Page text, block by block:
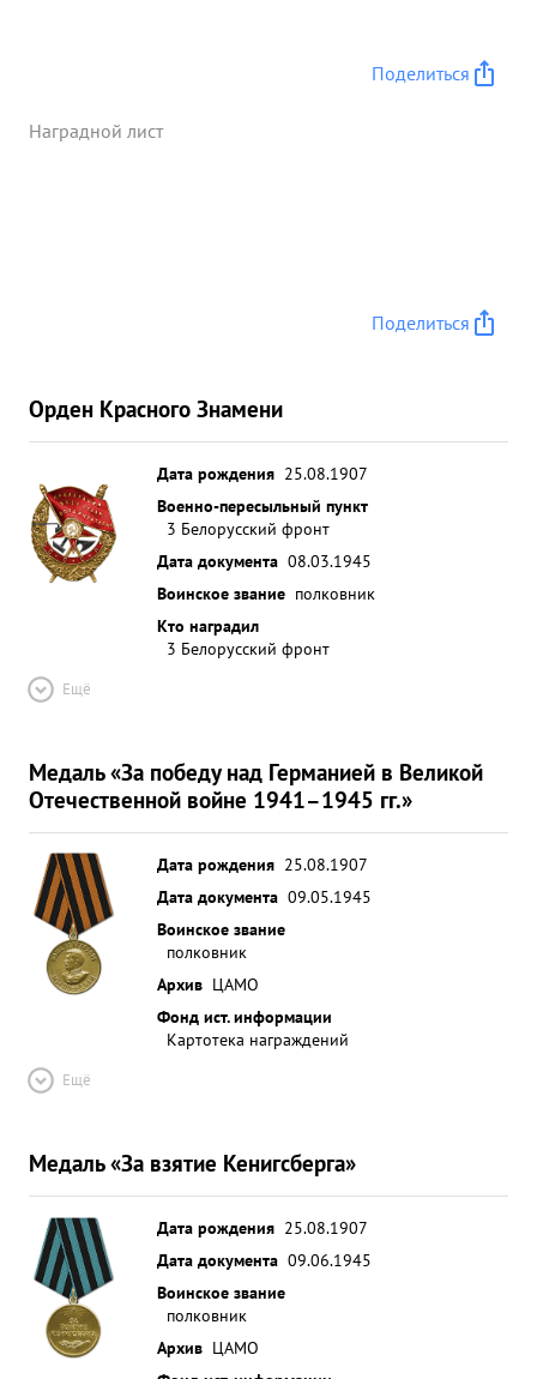
подбито-19 танковПоделиться
Наградной лист
Поделиться
Орден Красного Знамени
Дата рождения 25.08.1907
Военно-пересыльный пункт
3 Белорусский фронт
Дата документа 08.03.1945
Воинское звание полковник
Кто наградил
3 Белорусский фронт
Ещё
Медаль «За победу над Германией в Великой
Отечественной войне 1941–1945 гг.»
Дата рождения 25.08.1907
Дата документа 09.05.1945
Воинское звание
полковник
Архив ЦАМО
Фонд ист. информации
Картотека награждений
Ещё
Медаль «За взятие Кенигсберга»
Дата рождения 25.08.1907
Дата документа 09.06.1945
Воинское звание
полковник
Архив ЦАМО